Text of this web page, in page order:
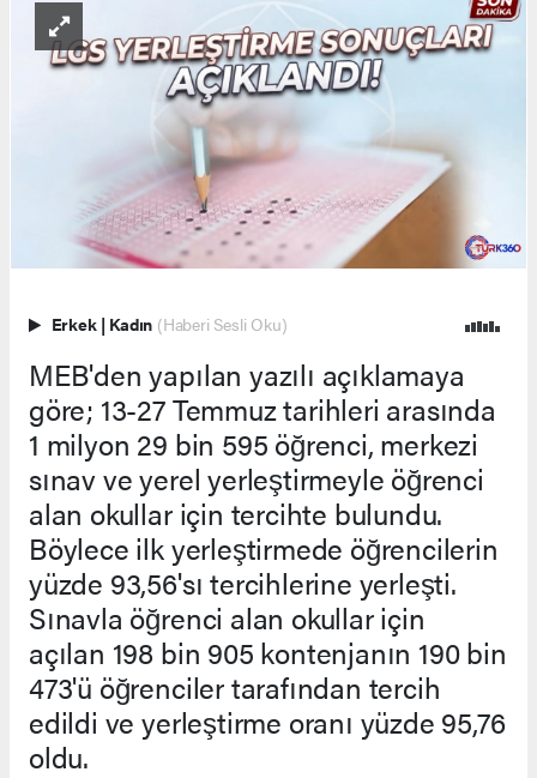
Erkek | Kadın (Haberi Sesli Oku)
MEB'den yapılan yazılı açıklamaya
göre; 13-27 Temmuz tarihleri arasında
1 milyon 29 bin 595 öğrenci, merkezi
sınav ve yerel yerleştirmeyle öğrenci
alan okullar için tercihte bulundu.
Böylece ilk yerleştirmede öğrencilerin
yüzde 93,56'sı tercihlerine yerleşti.
Sınavla öğrenci alan okullar için
açılan 198 bin 905 kontenjanın 190 bin
473'ü öğrenciler tarafından tercih
edildi ve yerleştirme oranı yüzde 95,76
oldu.